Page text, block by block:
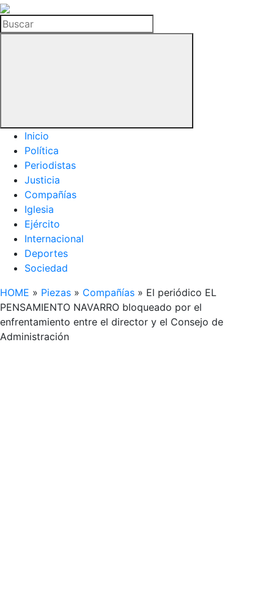
La
Hemeroteca
del
Buscar
Inicio
Política
Periodistas
Justicia
Compañías
Iglesia
Ejército
Internacional
Deportes
Sociedad
HOME » Piezas » Compañías » El periódico EL
PENSAMIENTO NAVARRO bloqueado por el
enfrentamiento entre el director y el Consejo de
Administración